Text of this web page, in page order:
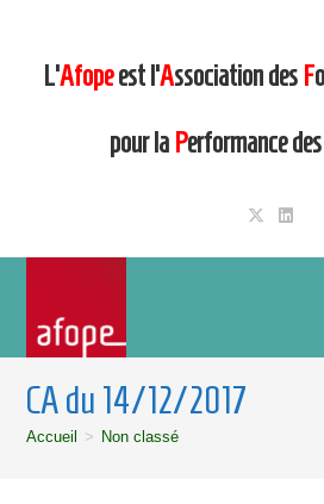
L’Afopeest l’Association des F
pour la Performance des
CA du 14/12/2017
Accueil > Non classé